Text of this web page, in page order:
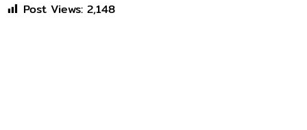
Post Views: 2,148